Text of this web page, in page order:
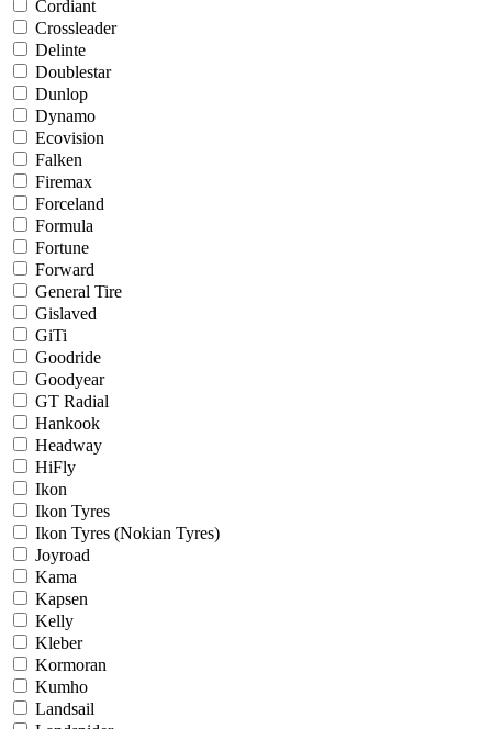
Cordiant
Crossleader
Delinte
Doublestar
Dunlop
Dynamo
Ecovision
Falken
Firemax
Forceland
Formula
Fortune
Forward
General Tire
Gislaved
GiTi
Goodride
Goodyear
GT Radial
Hankook
Headway
HiFly
Ikon
Ikon Tyres
Ikon Tyres (Nokian Tyres)
Joyroad
Kama
Kapsen
Kelly
Kleber
Kormoran
Kumho
Landsail